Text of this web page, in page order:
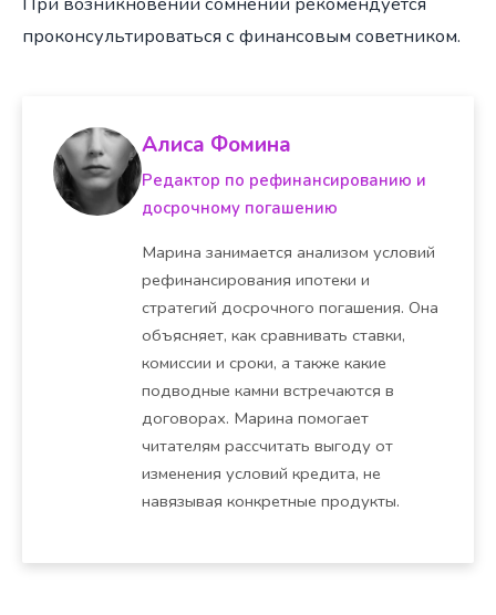
проконсультироваться с финансовым советником.
Алиса Фомина
Редактор по рефинансированию и
досрочному погашению
Марина занимается анализом условий
рефинансирования ипотеки и
стратегий досрочного погашения. Она
объясняет, как сравнивать ставки,
комиссии и сроки, а также какие
подводные камни встречаются в
договорах. Марина помогает
читателям рассчитать выгоду от
изменения условий кредита, не
навязывая конкретные продукты.